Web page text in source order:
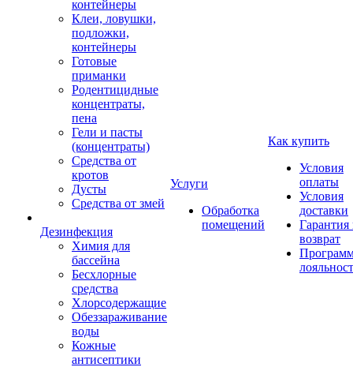
контейнеры
Клеи, ловушки,
подложки,
контейнеры
Готовые
приманки
Родентицидные
концентраты,
пена
Гели и пасты
(концентраты)
Средства от
кротов
Дусты
Средства от змей
Дезинфекция
Химия для
бассейна
Бесхлорные
средства
Хлорсодержащие
Обеззараживание
воды
Кожные
антисептики
Услуги
Обработка
помещений
Как купить
Условия
оплаты
Условия
доставки
Гарантия
возврат